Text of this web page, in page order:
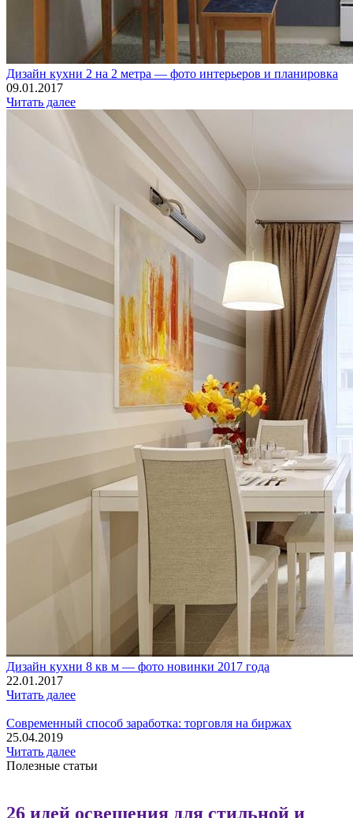
Дизайн кухни 2 на 2 метра — фото интерьеров и планировка
09.01.2017
Читать далее
Дизайн кухни 8 кв м — фото новинки 2017 года
22.01.2017
Читать далее
Современный способ заработка: торговля на биржах
25.04.2019
Читать далее
Полезные статьи
26 идей освещения для стильной и